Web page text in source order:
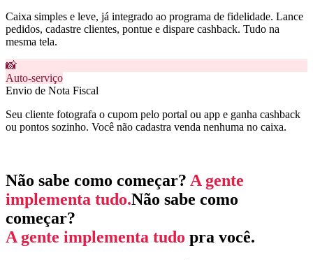
Caixa simples e leve, já integrado ao programa de fidelidade. Lance
pedidos, cadastre clientes, pontue e dispare cashback. Tudo na
mesma tela.
📸
Auto-serviço
Envio de Nota Fiscal
Seu cliente fotografa o cupom pelo portal ou app e ganha cashback
ou pontos sozinho. Você não cadastra venda nenhuma no caixa.
Não sabe como começar? A gente
implementa tudo.Não sabe como
começar?
A gente implementa tudo pra você.